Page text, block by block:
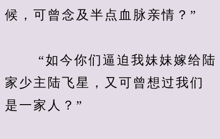
候，可曾念及半点血脉亲情？”
“如今你们逼迫我妹妹嫁给陆
家少主陆飞星，又可曾想过我们
是一家人？”